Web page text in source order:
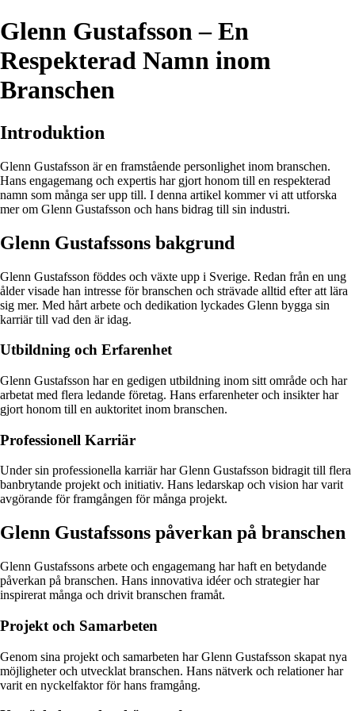
Glenn Gustafsson – En
Respekterad Namn inom
Branschen
Introduktion
Glenn Gustafsson är en framstående personlighet inom branschen.
Hans engagemang och expertis har gjort honom till en respekterad
namn som många ser upp till. I denna artikel kommer vi att utforska
mer om Glenn Gustafsson och hans bidrag till sin industri.
Glenn Gustafssons bakgrund
Glenn Gustafsson föddes och växte upp i Sverige. Redan från en ung
ålder visade han intresse för branschen och strävade alltid efter att lära
sig mer. Med hårt arbete och dedikation lyckades Glenn bygga sin
karriär till vad den är idag.
Utbildning och Erfarenhet
Glenn Gustafsson har en gedigen utbildning inom sitt område och har
arbetat med flera ledande företag. Hans erfarenheter och insikter har
gjort honom till en auktoritet inom branschen.
Professionell Karriär
Under sin professionella karriär har Glenn Gustafsson bidragit till flera
banbrytande projekt och initiativ. Hans ledarskap och vision har varit
avgörande för framgången för många projekt.
Glenn Gustafssons påverkan på branschen
Glenn Gustafssons arbete och engagemang har haft en betydande
påverkan på branschen. Hans innovativa idéer och strategier har
inspirerat många och drivit branschen framåt.
Projekt och Samarbeten
Genom sina projekt och samarbeten har Glenn Gustafsson skapat nya
möjligheter och utvecklat branschen. Hans nätverk och relationer har
varit en nyckelfaktor för hans framgång.